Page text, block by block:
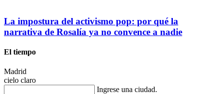
La impostura del activismo pop: por qué la
narrativa de Rosalía ya no convence a nadie
El tiempo
Madrid
cielo claro
Ingrese una ciudad.